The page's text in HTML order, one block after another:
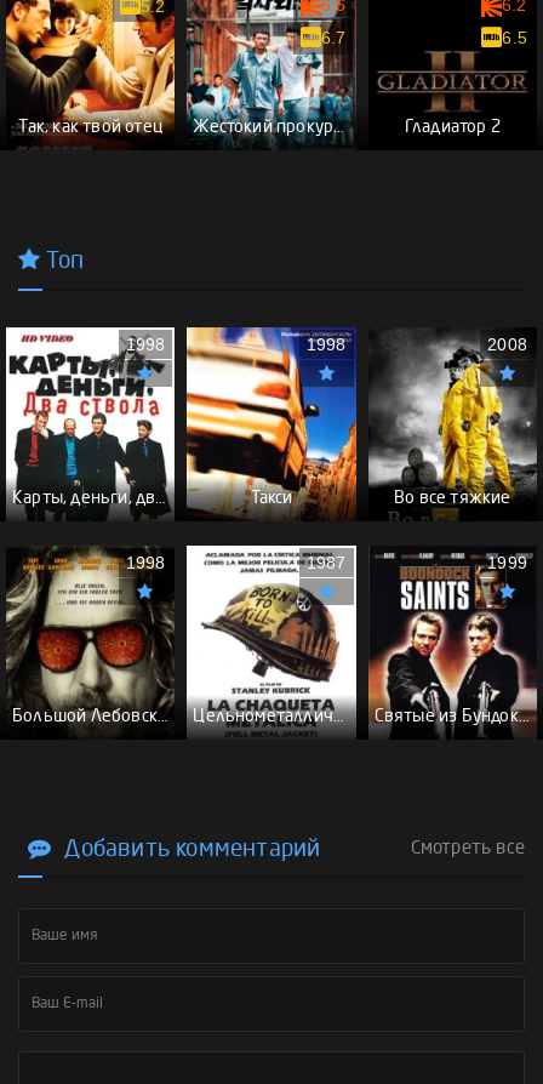
Так, как твой отец
5.2
Жестокий прокурор
6.6
6.7
Гладиатор 2
6.2
6.5
Топ
Карты, деньги, два ствола - (Перевод Гоблина)
1998
Такси
1998
Во все тяжкие
2008
Большой Лебовски - (Перевод Гоблина)
1998
Цельнометаллическая оболочка - (Перевод Гоблина)
1987
Святые из Бундока \ Святые из трущоб - (Перевод Гоблина)
1999
Добавить комментарий Смотреть все